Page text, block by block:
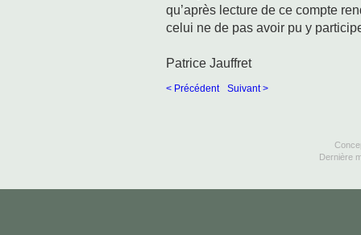
qu’après lecture de ce compte
celui ne de pas avoir pu y
Patrice Jauffret
< Précédent Suivant >
Dernière